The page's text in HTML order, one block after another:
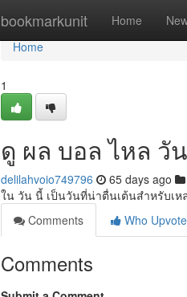
bookmarkunit Home
Home
Home
1
ดู ผล บอล ไหล วั
delilahvoio749796 65 days ago
ใน วัน นี้ เป็นวันที่น่าตื่นเต้นสำหรับเห
Comments
Who
Comments